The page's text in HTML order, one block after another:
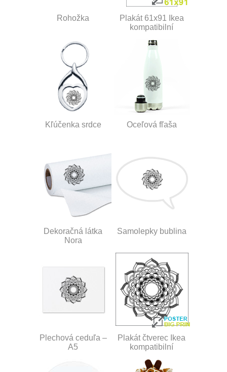
Rohožka
Plakát 61x91 Ikea
kompatibilní
Kľúčenka srdce Oceľová fľaša
Dekoračná látka
Nora
Samolepky bublina
Plechová ceduľa –
A5
Plakát čtverec Ikea
kompatibilní